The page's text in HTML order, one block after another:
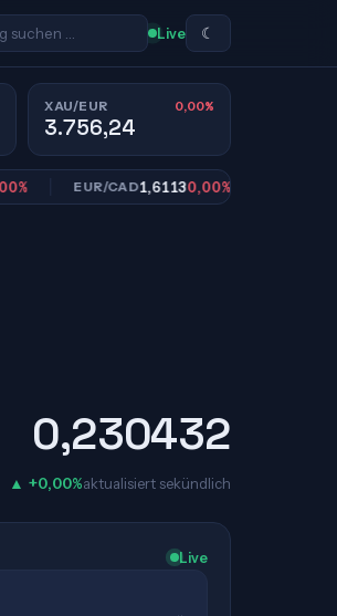
Live ☾
XAU/EUR 0,00%
3.756,24
EUR/CAD1,61130,00%
0,230432
▲ +0,00%aktualisiert sekündlich
Live